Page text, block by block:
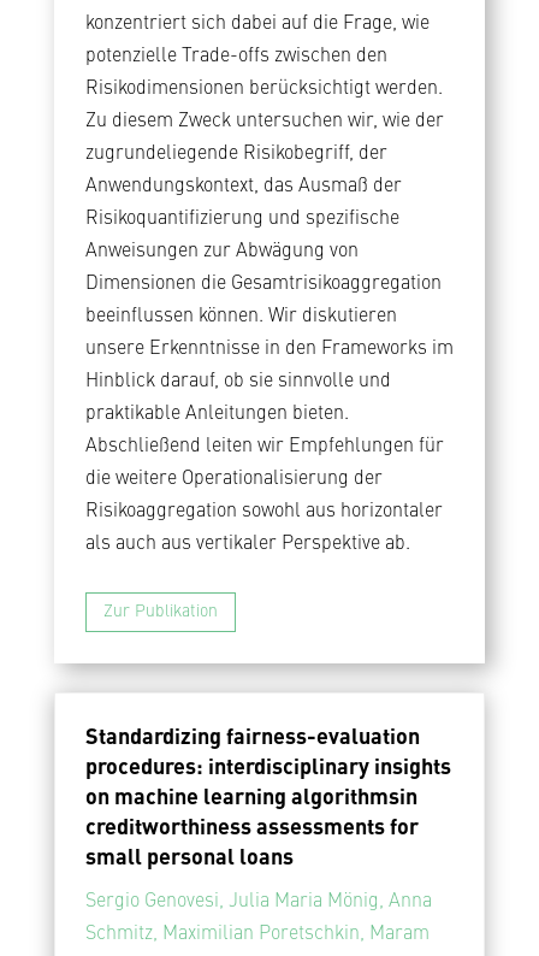
konzentriert sich dabei auf die Frage, wie
potenzielle Trade-offs zwischen den
Risikodimensionen berücksichtigt werden.
Zu diesem Zweck untersuchen wir, wie der
zugrundeliegende Risikobegriff, der
Anwendungskontext, das Ausmaß der
Risikoquantifizierung und spezifische
Anweisungen zur Abwägung von
Dimensionen die Gesamtrisikoaggregation
beeinflussen können. Wir diskutieren
unsere Erkenntnisse in den Frameworks im
Hinblick darauf, ob sie sinnvolle und
praktikable Anleitungen bieten.
Abschließend leiten wir Empfehlungen für
die weitere Operationalisierung der
Risikoaggregation sowohl aus horizontaler
als auch aus vertikaler Perspektive ab.
Zur Publikation
Standardizing fairness-evaluation
procedures: interdisciplinary insights
on machine learning algorithmsin
creditworthiness assessments for
small personal loans
Sergio Genovesi, Julia Maria Mönig, Anna
Schmitz, Maximilian Poretschkin, Maram